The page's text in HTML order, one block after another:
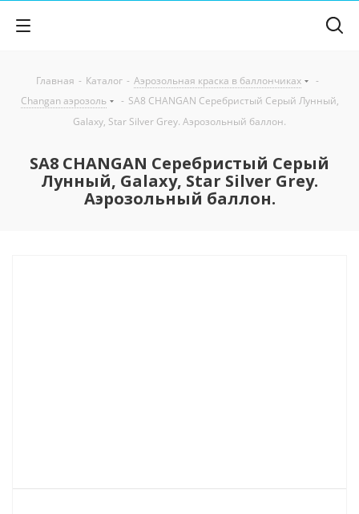
Главная - Каталог - Аэрозольная краска в баллончиках
-
Changan аэрозоль
- SA8 CHANGAN Серебристый Серый Лунный,
Galaxy, Star Silver Grey. Аэрозольный баллон.
SA8 CHANGAN Серебристый Серый
Лунный, Galaxy, Star Silver Grey.
Аэрозольный баллон.